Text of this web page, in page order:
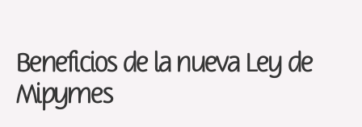
Utilidades
(IDU)
Beneficios de la nueva Ley de
Mipymes